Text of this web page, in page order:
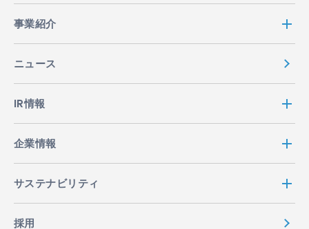
事業紹介
ニュース
IR情報
企業情報
サステナビリティ
採用